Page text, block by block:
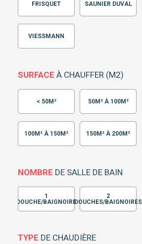
FRISQUET SAUNIER DUVAL
VIESSMANN
SURFACE À CHAUFFER (M2)
< 50M² 50M² À 100M²
100M² À 150M² 150M² À 200M²
NOMBRE DE SALLE DE BAIN
1
DOUCHE/BAIGNOIRE
2
DOUCHES/BAIGNOIRES
TYPE DE CHAUDIÈRE